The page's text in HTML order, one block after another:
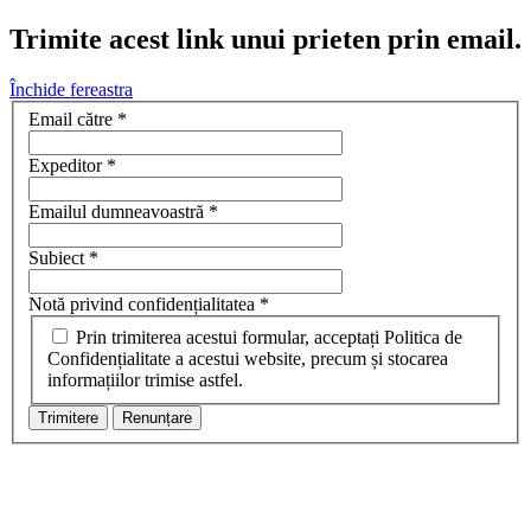
Trimite acest link unui prieten prin email.
Închide fereastra
Email către *
Expeditor*
Emailul dumneavoastră *
Subiect*
Notă privind confidențialitatea *
Confidențialitate a acestui website, precum și stocarea
informațiilor trimise astfel.
Trimitere Renunțare